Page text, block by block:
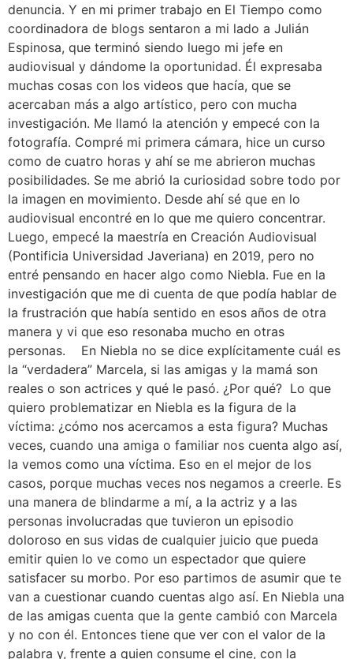
denuncia. Y en mi primer trabajo en El Tiempo como
coordinadora de blogs sentaron a mi lado a Julián
Espinosa, que terminó siendo luego mi jefe en
audiovisual y dándome la oportunidad. Él expresaba
muchas cosas con los videos que hacía, que se
acercaban más a algo artístico, pero con mucha
investigación. Me llamó la atención y empecé con la
fotografía. Compré mi primera cámara, hice un curso
como de cuatro horas y ahí se me abrieron muchas
posibilidades. Se me abrió la curiosidad sobre todo por
la imagen en movimiento. Desde ahí sé que en lo
audiovisual encontré en lo que me quiero concentrar.
Luego, empecé la maestría en Creación Audiovisual
(Pontificia Universidad Javeriana) en 2019, pero no
entré pensando en hacer algo como Niebla. Fue en la
investigación que me di cuenta de que podía hablar de
la frustración que había sentido en esos años de otra
manera y vi que eso resonaba mucho en otras
personas. En Niebla no se dice explícitamente cuál es
la “verdadera” Marcela, si las amigas y la mamá son
reales o son actrices y qué le pasó. ¿Por qué? Lo que
quiero problematizar en Niebla es la figura de la
víctima: ¿cómo nos acercamos a esta figura? Muchas
veces, cuando una amiga o familiar nos cuenta algo así,
la vemos como una víctima. Eso en el mejor de los
casos, porque muchas veces nos negamos a creerle. Es
una manera de blindarme a mí, a la actriz y a las
personas involucradas que tuvieron un episodio
doloroso en sus vidas de cualquier juicio que pueda
emitir quien lo ve como un espectador que quiere
satisfacer su morbo. Por eso partimos de asumir que te
van a cuestionar cuando cuentas algo así. En Niebla una
de las amigas cuenta que la gente cambió con Marcela
y no con él. Entonces tiene que ver con el valor de la
palabra y, frente a quien consume el cine, con la